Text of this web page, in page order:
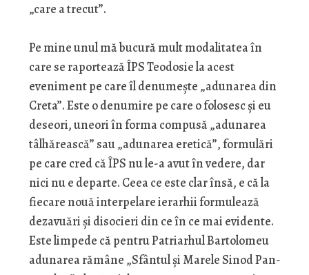
„care a trecut”.
Pe mine unul mă bucură mult modalitatea în
care se raportează ÎPS Teodosie la acest
eveniment pe care îl denumeşte „adunarea din
Creta”. Este o denumire pe care o folosesc şi eu
deseori, uneori în forma compusă „adunarea
tâlhărească” sau „adunarea eretică”, formulări
pe care cred că ÎPS nu le-a avut în vedere, dar
nici nu e departe. Ceea ce este clar însă, e că la
fiecare nouă interpelare ierarhii formulează
dezavuări şi disocieri din ce în ce mai evidente.
Este limpede că pentru Patriarhul Bartolomeu
adunarea rămâne „Sfântul şi Marele Sinod Pan-